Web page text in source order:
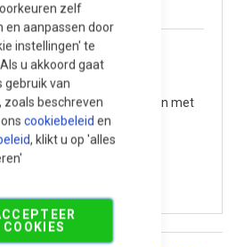
zelf
en aanpassen door
instellingen' te
u akkoord gaat
gebruik van
zoals beschreven
cookiebeleid en
, klikt u op 'alles
COOKIES
Grind en split
Te gebruiken met
Oprit, Dakterras / Balkon
Licht genuanceerd